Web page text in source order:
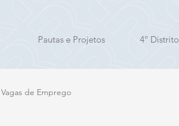
Pautas e Projetos 4º Distrito
Vagas de Emprego